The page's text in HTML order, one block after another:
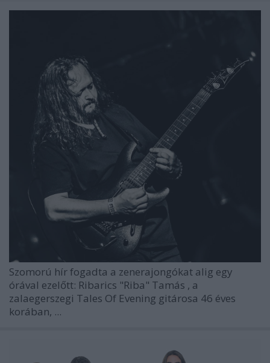
Szomorú hír fogadta a zenerajongókat alig egy
órával ezelőtt: Ribarics "Riba" Tamás , a
zalaegerszegi Tales Of Evening gitárosa 46 éves
korában, ...